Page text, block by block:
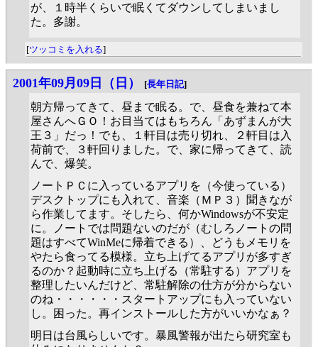
が、１時半くらいで眠くてダウンしてしまいまし
た。多謝。
[ツッコミを入れる]
2001年09月09日（日） [長年日記]
朝方帰ってきて、昼まで眠る。で、昼食を兼ねて本
屋さんへＧＯ！お目当てはもちろん「あずまんが大
王３」だっ！でも、１軒目は売り切れ、２軒目は入
荷前で、３軒回りました。で、家に帰ってきて、読
んで、爆笑。
ノートＰＣに入っているアプリを（今使っている）
デスクトップにも入れて、音楽（ＭＰ３）聞きなが
ら作業してます。そしたら、何かWindowsが不安定
に。ノートでは問題ないのだが（むしろノートの問
題はすべてWinMeに帰着できる）、どうもメモリを
やたら食ってる模様。立ち上げてるアプリが多すぎ
るのか？起動時に立ち上げる（常駐する）アプリを
整理したいんだけど、常駐解除の仕方が分からない
のね・・・・・・スタートアップにも入っていない
し。困った。再インストールした方がいいかなぁ？
明日は台風らしいです。暴風警報が出たら研究室も